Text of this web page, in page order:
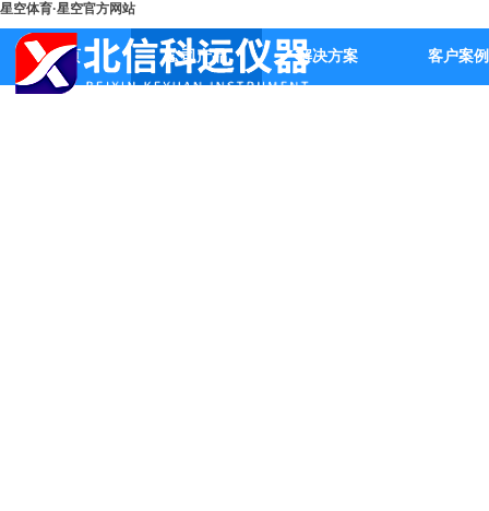
星空体育·星空官方网站
首页 公司产品 解决方案 客户案例